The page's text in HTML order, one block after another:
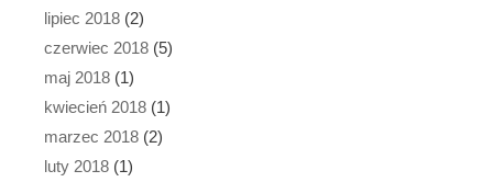
lipiec 2018 (2)
czerwiec 2018 (5)
maj 2018 (1)
kwiecień 2018 (1)
marzec 2018 (2)
luty 2018 (1)